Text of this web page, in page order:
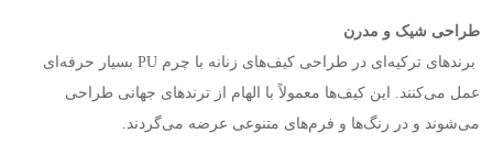
طراحی شیک و مدرن
برندهای ترکیه‌ای در طراحی کیف‌های زنانه با چرم PU بسیار حرفه‌ای
عمل می‌کنند. این کیف‌ها معمولاً با الهام از ترندهای جهانی طراحی
می‌شوند و در رنگ‌ها و فرم‌های متنوعی عرضه می‌گردند.